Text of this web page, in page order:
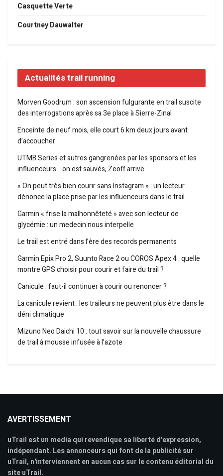
Casquette Verte
Courtney Dauwalter
Actualités trail running
Morven Goodrum : son ascension fulgurante en trail suscite
des interrogations après sa 3e place à Sierre-Zinal
Enceinte de neuf mois, elle court 6 km deux jours avant
d’accoucher
UTMB Series et autres gangrenées par les sponsors et les
influenceurs… on est sauvés, Zeoff arrive
« On peut très bien courir sans Instagram » : un lecteur
dénonce la place prise par les influenceurs dans le trail
Garmin « frise la malhonnêteté » avec son lecteur de
glycémie : un medecin nous interpelle
Le trail est entré dans l’ère des records permanents
Garmin Epix Pro 2, Suunto Race 2 ou COROS Apex 4 : quelle
montre GPS choisir pour courir et faire du trail ?
Canicule : faut-il continuer à courir ou renoncer ?
La canicule revient : les traileurs ne peuvent plus être dans le
déni climatique
Mizuno Neo Daichi 10 : tout savoir sur la nouvelle chaussure
de trail à mousse infusée à l’azote
AVERTISSEMENT
uTrail est un media qui revendique sa liberté d'expression,
indépendant. Les annonceurs qui font de la publicité sur
uTrail, n'interviennent en aucun cas sur le contenu éditorial du
site uTrail.